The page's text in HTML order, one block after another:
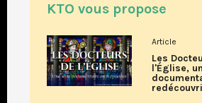
KTO vous propose
Article
Les
l'Église,